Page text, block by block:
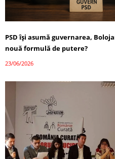
PSD își asumă guvernarea,
nouă formulă de putere?
23/06/2026